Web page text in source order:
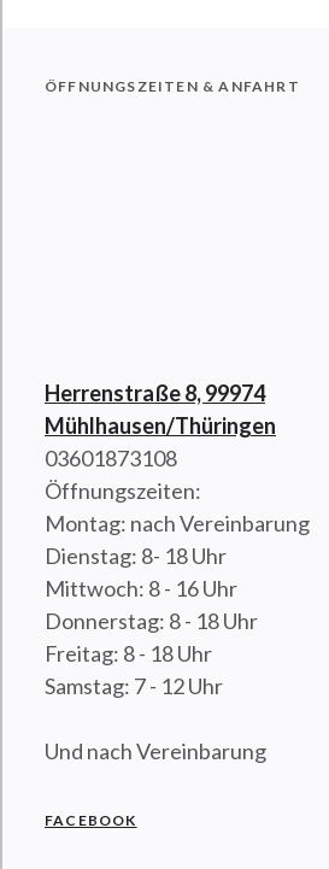
ÖFFNUNGSZEITEN & ANFAHRT
Herrenstraße 8, 99974
Mühlhausen/Thüringen
03601873108
Öffnungszeiten:
Montag: nach Vereinbarung
Dienstag: 8- 18 Uhr
Mittwoch: 8 - 16 Uhr
Donnerstag: 8 - 18 Uhr
Freitag: 8 - 18 Uhr
Samstag: 7 - 12 Uhr
Und nach Vereinbarung
FACEBOOK